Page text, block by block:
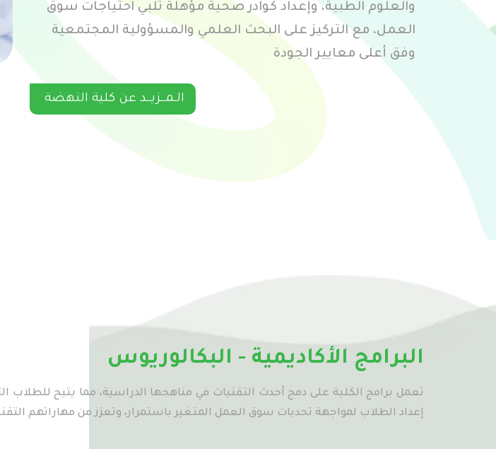
والعلوم الطبية، وإعداد كوادر صحية مؤهلة تلبي احتياجات سوق
العمل، مع التركيز على البحث العلمي والمسؤولية المجتمعية
وفق أعلى معايير الجودة
الـمــزيــد عن كلية النهضة
البرامج الأكاديمية - البكالوريوس
تعمل برامج الكلية على دمج أحدث التقنيات في مناهجها الدراسية، مما يتيح للطلاب
إعداد الطلاب لمواجهة تحديات سوق العمل المتغير باستمرار، وتعزز من مهاراتهم